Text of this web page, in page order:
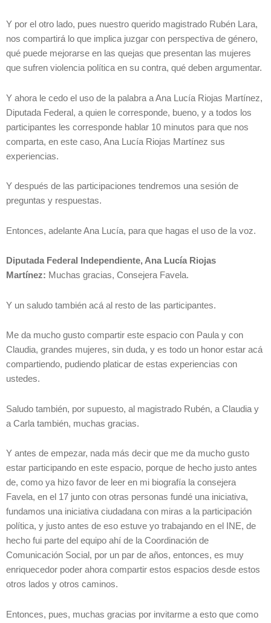
Y por el otro lado, pues nuestro querido magistrado Rubén Lara,
nos compartirá lo que implica juzgar con perspectiva de género,
qué puede mejorarse en las quejas que presentan las mujeres
que sufren violencia política en su contra, qué deben argumentar.
Y ahora le cedo el uso de la palabra a Ana Lucía Riojas Martínez,
Diputada Federal, a quien le corresponde, bueno, y a todos los
participantes les corresponde hablar 10 minutos para que nos
comparta, en este caso, Ana Lucía Riojas Martínez sus
experiencias.
Y después de las participaciones tendremos una sesión de
preguntas y respuestas.
Entonces, adelante Ana Lucía, para que hagas el uso de la voz.
Diputada Federal Independiente, Ana Lucía Riojas
Martínez: Muchas gracias, Consejera Favela.
Y un saludo también acá al resto de las participantes.
Me da mucho gusto compartir este espacio con Paula y con
Claudia, grandes mujeres, sin duda, y es todo un honor estar acá
compartiendo, pudiendo platicar de estas experiencias con
ustedes.
Saludo también, por supuesto, al magistrado Rubén, a Claudia y
a Carla también, muchas gracias.
Y antes de empezar, nada más decir que me da mucho gusto
estar participando en este espacio, porque de hecho justo antes
de, como ya hizo favor de leer en mi biografía la consejera
Favela, en el 17 junto con otras personas fundé una iniciativa,
fundamos una iniciativa ciudadana con miras a la participación
política, y justo antes de eso estuve yo trabajando en el INE, de
hecho fui parte del equipo ahí de la Coordinación de
Comunicación Social, por un par de años, entonces, es muy
enriquecedor poder ahora compartir estos espacios desde estos
otros lados y otros caminos.
Entonces, pues, muchas gracias por invitarme a esto que como